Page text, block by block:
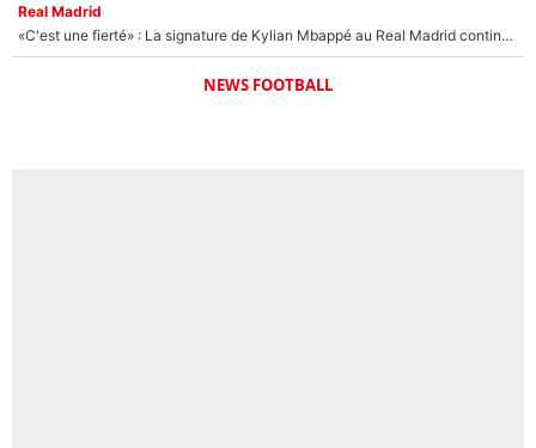
Real Madrid
«C'est une fierté» : La signature de Kylian Mbappé au Real Madrid continue de régaler l'Espagne
NEWS FOOTBALL